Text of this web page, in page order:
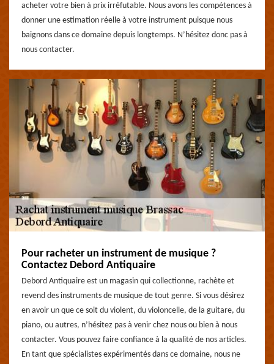
acheter votre bien à prix irréfutable. Nous avons les compétences à
donner une estimation réelle à votre instrument puisque nous
baignons dans ce domaine depuis longtemps. N’hésitez donc pas à
nous contacter.
Pour racheter un instrument de musique ?
Contactez Debord Antiquaire
Debord Antiquaire est un magasin qui collectionne, rachète et
revend des instruments de musique de tout genre. Si vous désirez
en avoir un que ce soit du violent, du violoncelle, de la guitare, du
piano, ou autres, n’hésitez pas à venir chez nous ou bien à nous
contacter. Vous pouvez faire confiance à la qualité de nos articles.
En tant que spécialistes expérimentés dans ce domaine, nous ne